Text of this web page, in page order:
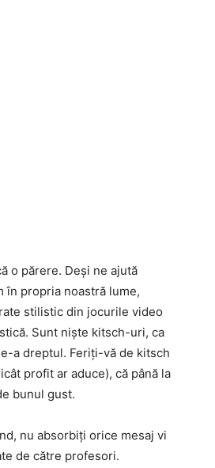
o părere. Deși ne ajută
în propria noastră lume,
stilistic din jocurile video
Sunt niște kitsch-uri, ca
a dreptul. Feriți-vă de kitsch
profit ar aduce), că până la
bunul gust.
nu absorbiți orice mesaj vi
de către profesori.